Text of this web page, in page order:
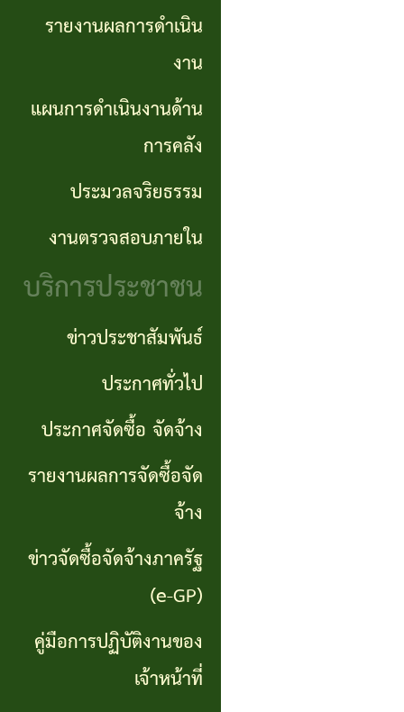
งาน
เจ้า
หน้าที่
การจัดการ
ความรู้
(Knowledge
KM)
การ
บริหาร
จัดการ
เสี่ยง
ท่อง
เที่ยว
งานด้าน
การคลัง
จริยธรรม
งาน
ตรวจ
สอบ
ภายใน
กำลัง
แผน
ส่วน
ตำบล
รายงานผลการดำเนิน
งาน
แผนการดำเนินงานด้าน
การคลัง
ประมวลจริยธรรม
งานตรวจสอบภายใน
บริการประชาชน
ข่าวประชาสัมพันธ์
ประกาศทั่วไป
ประกาศจัดซื้อ จัดจ้าง
รายงานผลการจัดซื้อจัด
จ้าง
ข่าวจัดซื้อจัดจ้างภาครัฐ
(e-GP)
คู่มือการปฏิบัติงานของ
เจ้าหน้าที่